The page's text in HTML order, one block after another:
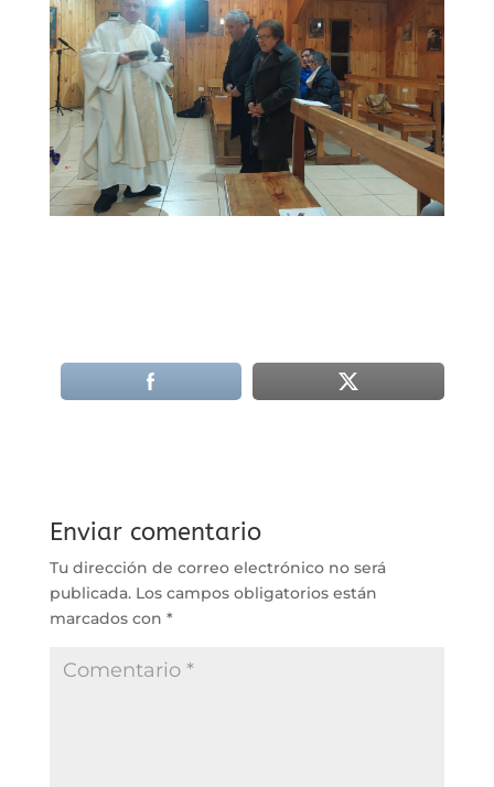
Enviar comentario
Tu dirección de correo electrónico no será
publicada. Los campos obligatorios están
marcados con *